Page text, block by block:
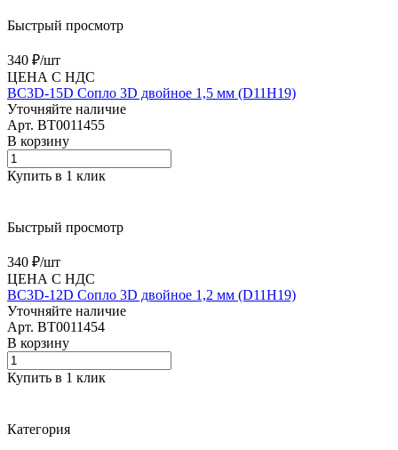
Быстрый просмотр
340 ₽/шт
ЦЕНА С НДС
BC3D-15D Сопло 3D двойное 1,5 мм (D11H19)
Уточняйте наличие
Арт. BT0011455
В корзину
Купить в 1 клик
Быстрый просмотр
340 ₽/шт
ЦЕНА С НДС
BC3D-12D Сопло 3D двойное 1,2 мм (D11H19)
Уточняйте наличие
Арт. BT0011454
В корзину
Купить в 1 клик
Категория